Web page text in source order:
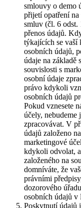
smlouvy o demo
přijetí opatření na
smluv (čl. 6 odst.
přenos údajů.
týkajících se vaší
osobních údajů,
údaje na základě
souvislosti s
osobní údaje
právo kdykoli
osobních údajů
Pokud vznesete
účely, nebudeme
zpracovávat. V
údajů založeno
marketingové
kdykoli odvolat,
založeného na
domníváte, že
právními
dozorového
osobních údajů v
Poskytnutí údajů